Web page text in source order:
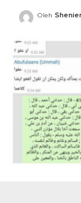
Posted
Oleh